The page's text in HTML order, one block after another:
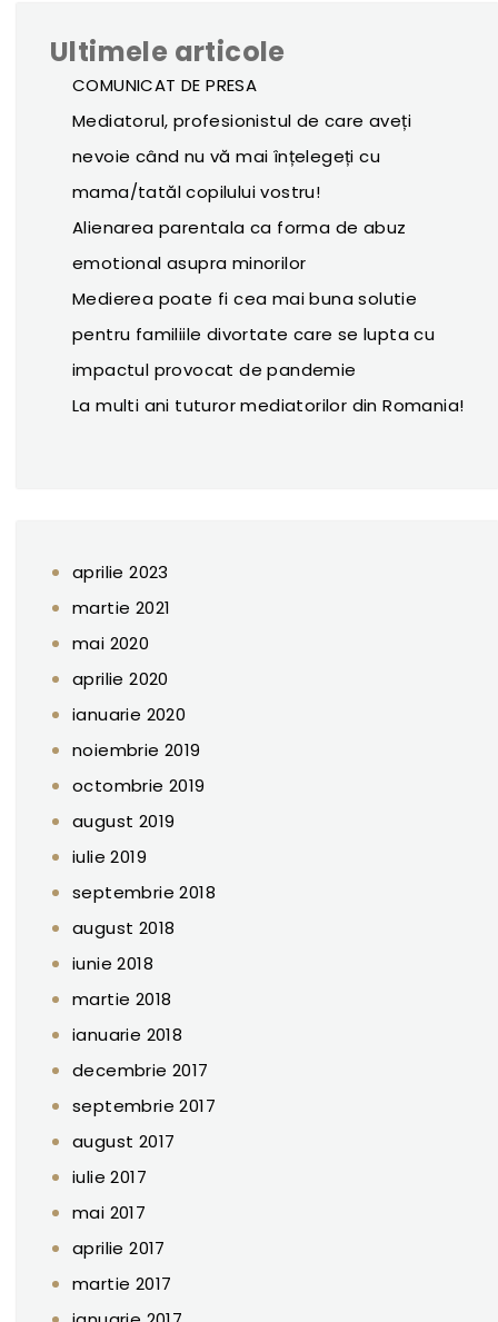
Ultimele articole
COMUNICAT DE PRESA
Mediatorul, profesionistul de care aveți
nevoie când nu vă mai înțelegeți cu
mama/tatăl copilului vostru!
Alienarea parentala ca forma de abuz
emotional asupra minorilor
Medierea poate fi cea mai buna solutie
pentru familiile divortate care se lupta cu
impactul provocat de pandemie
La multi ani tuturor mediatorilor din Romania!
aprilie 2023
martie 2021
mai 2020
aprilie 2020
ianuarie 2020
noiembrie 2019
octombrie 2019
august 2019
iulie 2019
septembrie 2018
august 2018
iunie 2018
martie 2018
ianuarie 2018
decembrie 2017
septembrie 2017
august 2017
iulie 2017
mai 2017
aprilie 2017
martie 2017